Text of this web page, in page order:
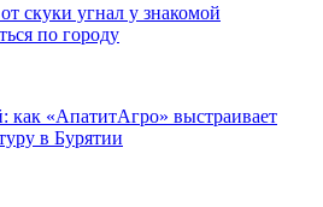
скуки угнал у знакомой
по городу
как «АпатитАгро» выстраивает
в Бурятии